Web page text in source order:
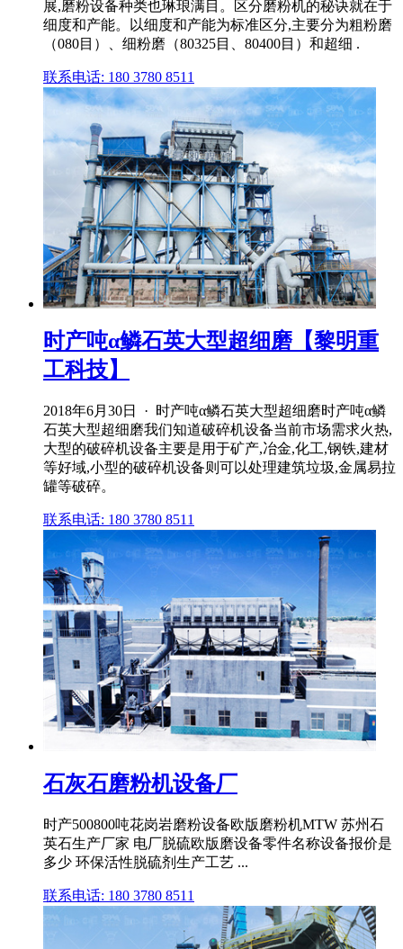
展,磨粉设备种类也琳琅满目。区分磨粉机的秘诀就在于
细度和产能。以细度和产能为标准区分,主要分为粗粉磨
（080目）、细粉磨（80325目、80400目）和超细 .
联系电话: 180 3780 8511
时产吨α鳞石英大型超细磨【黎明重
工科技】
2018年6月30日 · 时产吨α鳞石英大型超细磨时产吨α鳞
石英大型超细磨我们知道破碎机设备当前市场需求火热,
大型的破碎机设备主要是用于矿产,冶金,化工,钢铁,建材
等好域,小型的破碎机设备则可以处理建筑垃圾,金属易拉
罐等破碎。
联系电话: 180 3780 8511
石灰石磨粉机设备厂
时产500800吨花岗岩磨粉设备欧版磨粉机MTW 苏州石
英石生产厂家 电厂脱硫欧版磨设备零件名称设备报价是
多少 环保活性脱硫剂生产工艺 ...
联系电话: 180 3780 8511